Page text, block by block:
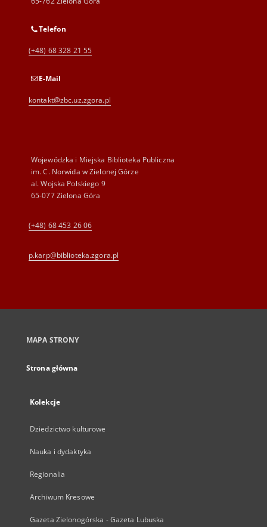
Telefon
(+48) 68 328 21 55
E-Mail
kontakt@zbc.uz.zgora.pl
Wojewódzka i Miejska Biblioteka Publiczna
im. C. Norwida w Zielonej Górze
al. Wojska Polskiego 9
65-077 Zielona Góra
(+48) 68 453 26 06
p.karp@biblioteka.zgora.pl
MAPA STRONY
Strona główna
Kolekcje
Dziedzictwo kulturowe
Nauka i dydaktyka
Regionalia
Archiwum Kresowe
Gazeta Zielonogórska - Gazeta Lubuska